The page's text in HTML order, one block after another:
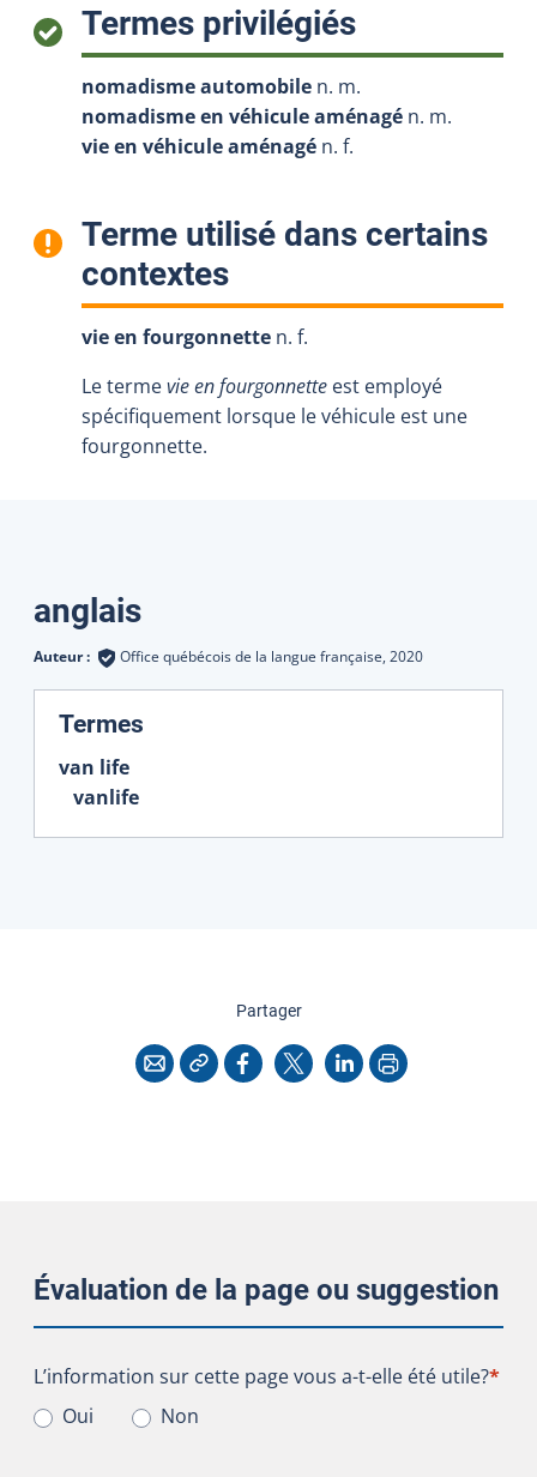
Termes privilégiés:
nomadisme automobile n. m.
nomadisme en véhicule aménagé n. m.
vie en véhicule aménagé n. f.
Terme utilisé dans certains
contextes:
vie en fourgonnette n. f.
Le termevie en fourgonnette est employé
spécifiquement lorsque le véhicule est une
fourgonnette.
Traductions
anglais
Auteur : Office québécois de la langue française, 2020
Termes
van life
vanlife
Partagercette page
CourrielCopier l'adresse
Facebook
X LinkedInImprimer
Évaluation de la page ou suggestion
L’information sur cette page vous a-t-elle été utile?
L’information sur cette page vous a-t-elle été utile?*
Oui
Non